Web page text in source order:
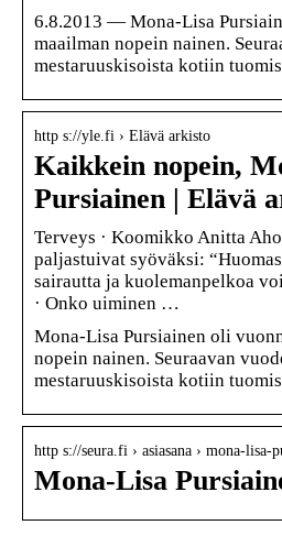
6.8.2013 — Mona-Lisa
maailman nopein nainen.
mestaruuskisoista kotiin
http s://yle.fi › Elävä arkisto
Kaikkein nopein,
Pursiainen | Elävä
Terveys · Koomikko Anitta
paljastuivat syöväksi:
sairautta ja kuolemanpelkoa
· Onko uiminen …
Mona-Lisa Pursiainen oli
nopein nainen. Seuraavan
mestaruuskisoista kotiin
http s://seura.fi › asiasana › mona-lisa-
Mona-Lisa